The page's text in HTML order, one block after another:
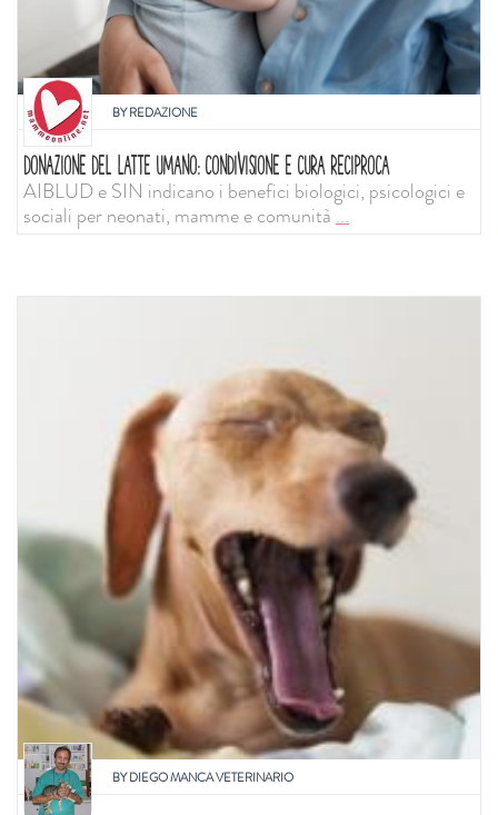
BYREDAZIONE
DONAZIONE DEL LATTE UMANO: CONDIVISIONE E CURA RECIPROCA
AIBLUD e SIN indicano i benefici biologici, psicologici e
sociali per neonati, mamme e comunità...
BYDIEGO MANCA VETERINARIO